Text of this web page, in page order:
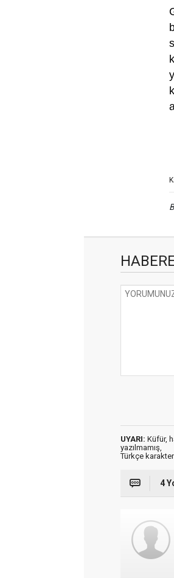
UYARI: Küfür,
yazılmamış,
Türkçe
4